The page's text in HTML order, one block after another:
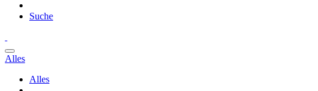
Suche
Alles
Alles